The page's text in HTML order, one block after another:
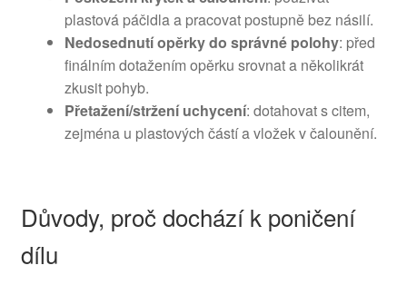
plastová páčidla a pracovat postupně bez násilí.
Nedosednutí opěrky do správné polohy: před
finálním dotažením opěrku srovnat a několikrát
zkusit pohyb.
Přetažení/stržení uchycení: dotahovat s citem,
zejména u plastových částí a vložek v čalounění.
Důvody, proč dochází k poničení
dílu